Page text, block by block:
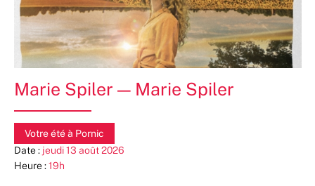
Marie Spiler — Marie Spiler
Votre été à Pornic
Date : jeudi 13 août 2026
Heure :19h